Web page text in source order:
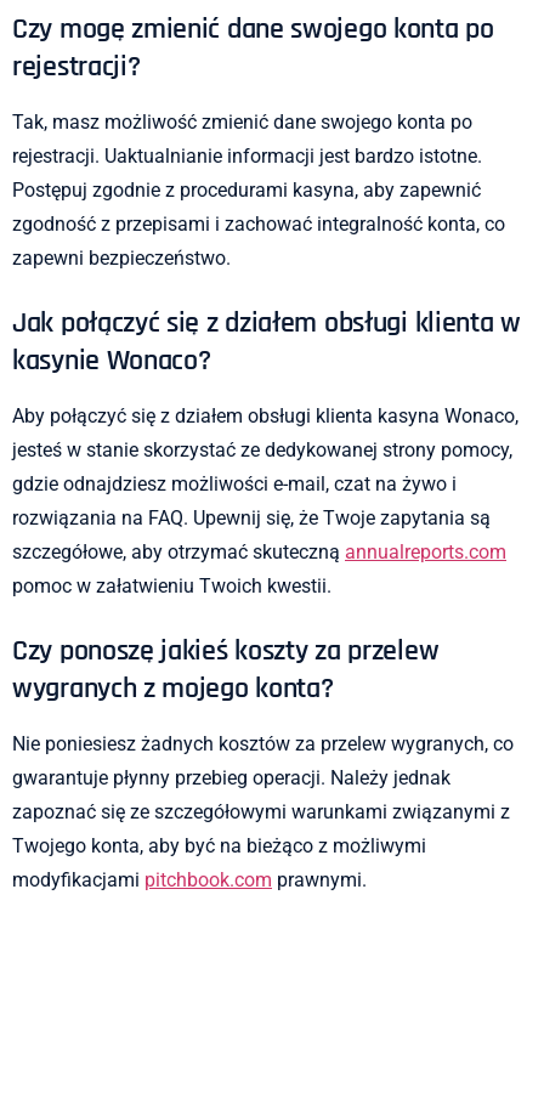
Czy mogę zmienić dane swojego konta po
rejestracji?
Tak, masz możliwość zmienić dane swojego konta po
rejestracji. Uaktualnianie informacji jest bardzo istotne.
Postępuj zgodnie z procedurami kasyna, aby zapewnić
zgodność z przepisami i zachować integralność konta, co
zapewni bezpieczeństwo.
Jak połączyć się z działem obsługi klienta w
kasynie Wonaco?
Aby połączyć się z działem obsługi klienta kasyna Wonaco,
jesteś w stanie skorzystać ze dedykowanej strony pomocy,
gdzie odnajdziesz możliwości e-mail, czat na żywo i
rozwiązania na FAQ. Upewnij się, że Twoje zapytania są
szczegółowe, aby otrzymać skuteczną annualreports.com
pomoc w załatwieniu Twoich kwestii.
Czy ponoszę jakieś koszty za przelew
wygranych z mojego konta?
Nie poniesiesz żadnych kosztów za przelew wygranych, co
gwarantuje płynny przebieg operacji. Należy jednak
zapoznać się ze szczegółowymi warunkami związanymi z
Twojego konta, aby być na bieżąco z możliwymi
modyfikacjami pitchbook.com prawnymi.